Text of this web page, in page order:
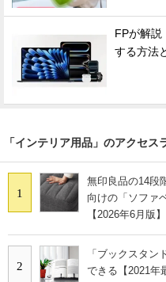
FPが解
する方法
「インテリア用品」のアクセス
1
無印良品の14段
向けの「ソファ
【2026年6月版】
2
「ブックスタ
できる【2021年